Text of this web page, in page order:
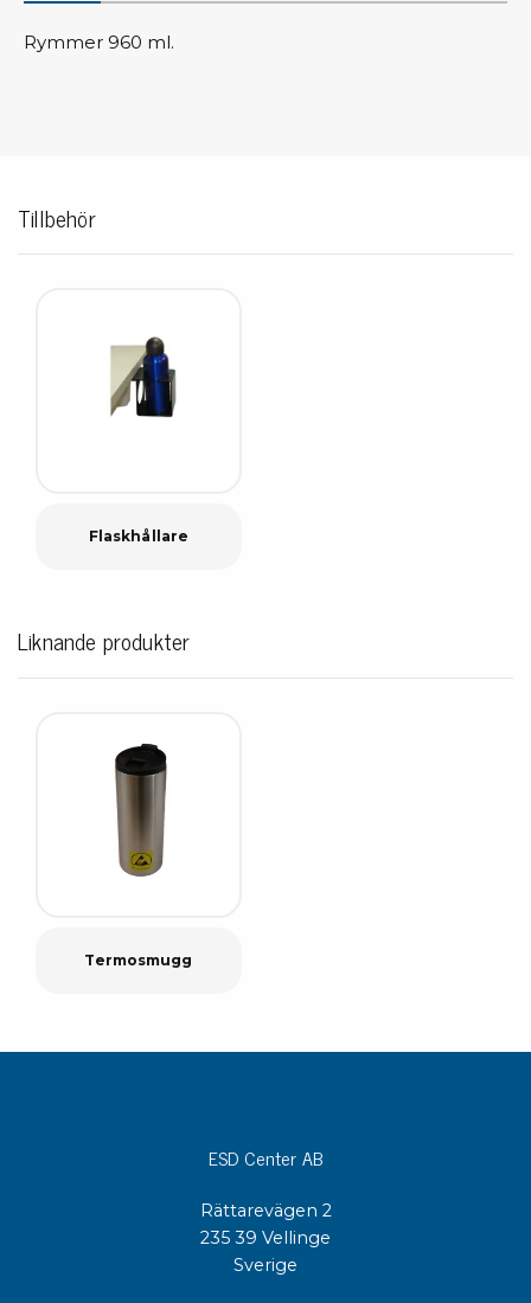
Rymmer 960 ml.
Tillbehör
Flaskhållare
Liknande produkter
Termosmugg
ESD Center AB
Rättarevägen 2
235 39 Vellinge
Sverige